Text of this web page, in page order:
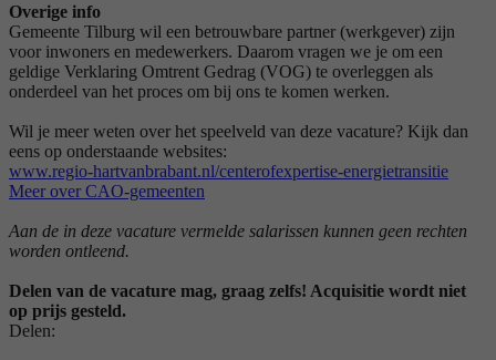
Overige info
Gemeente Tilburg wil een betrouwbare partner (werkgever) zijn
voor inwoners en medewerkers. Daarom vragen we je om een
geldige Verklaring Omtrent Gedrag (VOG) te overleggen als
onderdeel van het proces om bij ons te komen werken.
Wil je meer weten over het speelveld van deze vacature? Kijk dan
eens op onderstaande websites:
www.regio-hartvanbrabant.nl/centerofexpertise-energietransitie
Meer over CAO-gemeenten
Aan de in deze vacature vermelde salarissen kunnen geen rechten
worden ontleend.
Delen van de vacature mag, graag zelfs! Acquisitie wordt niet
op prijs gesteld.
Delen: